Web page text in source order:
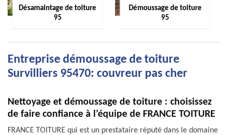
Désamaintage de toiture
95
Démoussage de toiture
95
Entreprise démoussage de toiture
Survilliers 95470: couvreur pas cher
Nettoyage et démoussage de toiture : choisissez
de faire confiance à l’équipe de FRANCE TOITURE
FRANCE TOITURE qui est un prestataire réputé dans le domaine